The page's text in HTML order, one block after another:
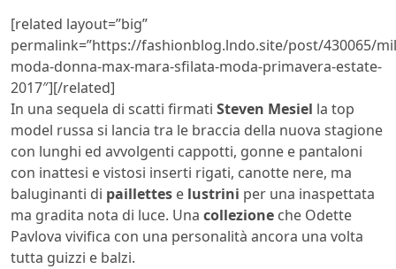
[related layout=”big”
permalink=”https://fashionblog.lndo.site/post/430065/
moda-donna-max-mara-sfilata-moda-primavera-estate-
2017″][/related]
In una sequela di scatti firmati Steven Mesiel la top
model russa si lancia tra le braccia della nuova stagione
con lunghi ed avvolgenti cappotti, gonne e pantaloni
con inattesi e vistosi inserti rigati, canotte nere, ma
baluginanti di paillettes e lustrini per una inaspettata
ma gradita nota di luce. Una collezione che Odette
Pavlova vivifica con una personalità ancora una volta
tutta guizzi e balzi.